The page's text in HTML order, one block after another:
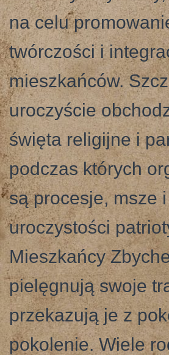
na celu
twórczości i
mieszkańców.
uroczyście
święta religijne i
podczas których
są procesje, msze i
uroczystości
Mieszkańcy
pielęgnują swoje
przekazują je z
pokolenie. Wiele